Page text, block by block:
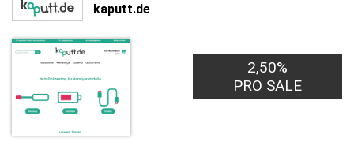
kaputt.de
2,50%
PRO SALE